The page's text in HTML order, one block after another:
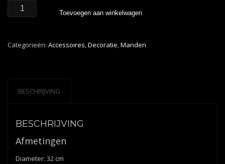
Haans
Kaarsenhouder
Klein
Toevoegen aan winkelwagen
Categorieën: Accessoires,Decoratie,Manden
BESCHRIJVING
BESCHRIJVING
Afmetingen
Diameter: 32 cm